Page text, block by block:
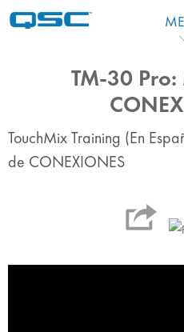
TM-30 Pro:
TouchMix Training (En
de CONEXIONES